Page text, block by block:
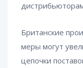
Британские
меры могут
цепочки